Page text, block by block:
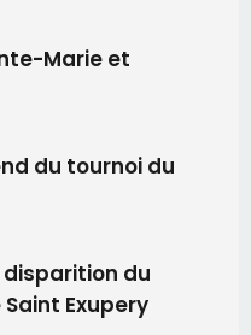
Marie et
du tournoi du
du
Exupery